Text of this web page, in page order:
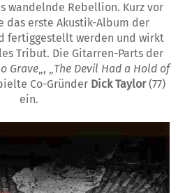
wandelnde Rebellion. Kurz vor
das erste Akustik-Album der
fertiggestellt werden und wirkt
Tribut. Die Gitarren-Parts der
Grave„, „The Devil Had a Hold of
Co-Gründer Dick Taylor(77)
ein.